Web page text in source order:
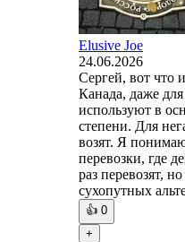
Elusive Joe
24.06.2026
Сергей, вот что
Канада, даже
используют в
степени. Для
возят. Я
перевозки, где
раз перевозят,
сухопутных
👍 0
+